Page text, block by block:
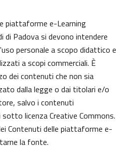
piattaforme e-Learning
di Padova si devono intendere
personale a scopo didattico e
a scopi commerciali. È
dei contenuti che non sia
dalla legge o dai titolari e/o
salvo i contenuti
licenza Creative Commons.
Contenuti delle piattaforme e-
la fonte.